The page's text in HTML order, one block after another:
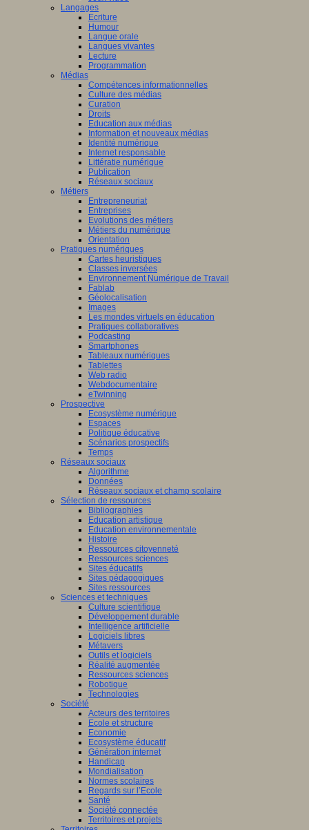
Langages
Ecriture
Humour
Langue orale
Langues vivantes
Lecture
Programmation
Médias
Compétences informationnelles
Culture des médias
Curation
Droits
Education aux médias
Information et nouveaux médias
Identité numérique
Internet responsable
Littératie numérique
Publication
Réseaux sociaux
Métiers
Entrepreneuriat
Entreprises
Evolutions des métiers
Métiers du numérique
Orientation
Pratiques numériques
Cartes heuristiques
Classes inversées
Environnement Numérique de Travail
Fablab
Géolocalisation
Images
Les mondes virtuels en éducation
Pratiques collaboratives
Podcasting
Smartphones
Tableaux numériques
Tablettes
Web radio
Webdocumentaire
eTwinning
Prospective
Ecosystème numérique
Espaces
Politique éducative
Scénarios prospectifs
Temps
Réseaux sociaux
Algorithme
Données
Réseaux sociaux et champ scolaire
Sélection de ressources
Bibliographies
Education artistique
Education environnementale
Histoire
Ressources citoyenneté
Ressources sciences
Sites éducatifs
Sites pédagogiques
Sites ressources
Sciences et techniques
Culture scientifique
Développement durable
Intelligence artificielle
Logiciels libres
Métavers
Outils et logiciels
Réalité augmentée
Ressources sciences
Robotique
Technologies
Société
Acteurs des territoires
Ecole et structure
Economie
Ecosystème éducatif
Génération internet
Handicap
Mondialisation
Normes scolaires
Regards sur l’Ecole
Santé
Société connectée
Territoires et projets